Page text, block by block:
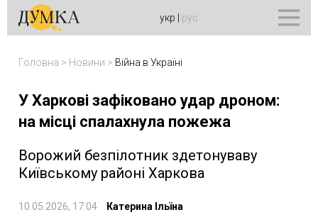
укр рус
Головна > Новини > Війна в Україні
У Харкові зафіковано удар дроном:
на місці спалахнула пожежа
Ворожий безпілотник здетонуваву
Київському районі Харкова
10.05.2026, 17:04 Катерина Ільїна